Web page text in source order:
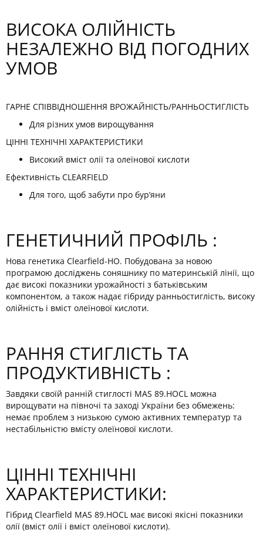
ВИСОКА ОЛІЙНІСТЬ
НЕЗАЛЕЖНО ВІД ПОГОДНИХ
УМОВ
ГАРНЕ СПІВВІДНОШЕННЯ ВРОЖАЙНІСТЬ/РАННЬОСТИГЛІСТЬ
Для різних умов вирощування
ЦІННІ ТЕХНІЧНІ ХАРАКТЕРИСТИКИ
Високий вміст олії та олеїнової кислоти
Ефективність CLEARFIELD
Для того, щоб забути про бур’яни
ГЕНЕТИЧНИЙ ПРОФІЛЬ :
Нова генетика Clearfield-HO. Побудована за новою
програмою досліджень соняшнику по материнській лінії, що
дає високі показники урожайності з батьківським
компонентом, а також надає гібриду ранньостиглість, високу
олійність і вміст олеїнової кислоти.
РАННЯ СТИГЛІСТЬ ТА
ПРОДУКТИВНІСТЬ :
Завдяки своїй ранній стиглості MAS 89.HOCL можна
вирощувати на півночі та заході України без обмежень:
немає проблем з низькою сумою активних температур та
нестабільністю вмісту олеїнової кислоти.
ЦІННІ ТЕХНІЧНІ
ХАРАКТЕРИСТИКИ:
Гібрид Clearfield MAS 89.HOCL має високі якісні показники
олії (вміст олії і вміст олеїнової кислоти).